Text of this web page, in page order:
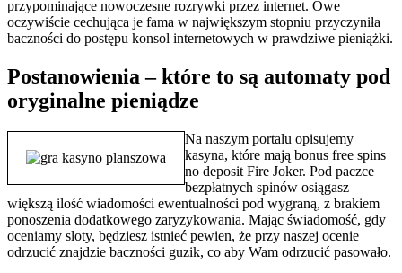
przypominające nowoczesne rozrywki przez internet. Owe
oczywiście cechująca je fama w największym stopniu przyczyniła
baczności do postępu konsol internetowych w prawdziwe pieniążki.
Postanowienia – które to są automaty pod
oryginalne pieniądze
Na naszym portalu opisujemy
kasyna, które mają bonus free spins
no deposit Fire Joker. Pod paczce
bezpłatnych spinów osiągasz
większą ilość wiadomości ewentualności pod wygraną, z brakiem
ponoszenia dodatkowego zaryzykowania. Mając świadomość, gdy
oceniamy sloty, będziesz istnieć pewien, że przy naszej ocenie
odrzucić znajdzie baczności guzik, co aby Wam odrzucić pasowało.